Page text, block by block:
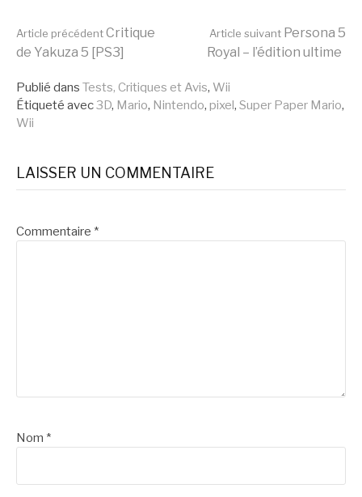
Lire
la
suite
Article précédentCritique
de Yakuza 5 [PS3]
Article suivant Persona 5
Royal – l’édition ultime
Publié dans Tests, Critiques et Avis, Wii
Étiqueté avec3D, Mario, Nintendo, pixel , Super Paper Mario,
Wii
LAISSER UN COMMENTAIRE
Commentaire *
Nom *